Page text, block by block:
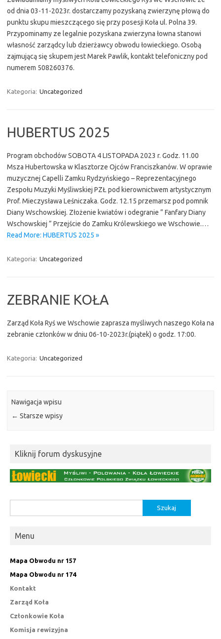
od dnia 03-11-2023r. dostarczamy pozyskaną zwierzynę płową do
punktu skupu mieszczącego się przy posesji Koła ul. Polna 39.
Przypominamy ze legalnie pozyskana zwierzyna łowna stanowi
własność zarządcy lub dzierżawcy obwodu łowieckiego. Osobą
zajmującą się skupem jest Marek Pawlik, kontakt telefoniczny pod
numerem 508260376.
Kategoria: Uncategorized
HUBERTUS 2025
Program obchodów SOBOTA 4 LISTOPADA 2023 r. Godz. 11.00
Msza Hubertowska w Klasztorze Ojców Franciszkanów. W oprawie
muzycznej Capelli Zamku Rydzyńskiego – Reprezentacyjnego
Zespołu Muzyki Myśliwskiej PZŁ pod kierownictwem artystycznym
Prof. Mieczysława Leśniczaka. Godz. 12.15 przemarsz pod pomnik
Diany Wschowskiej. Złożenie kwiatów i odegranie ” Fanfary Diany
Wschowskiej ” Przejście do Zamku Królewskiego we Wschowie.…
Read More: HUBERTUS 2025 »
Kategoria: Uncategorized
ZEBRANIE KOŁA
Zarząd Koła Ryś we Wschowie zaprasza myśliwych naszego Koła na
zebranie członków w dniu 06-10-2023r.(piątek) o godz. 17:00.
Kategoria: Uncategorized
Nawigacja wpisu
← Starsze wpisy
Kliknij forum dyskusyjne
Menu
Mapa Obwodu nr 157
Mapa Obwodu nr 174
Kontakt
Zarząd Koła
Członkowie Koła
Komisja rewizyjna